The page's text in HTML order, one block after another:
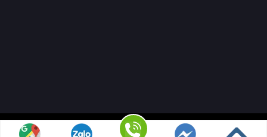
Copyright 2026 © Xây Nhà Nga Việt |Design by